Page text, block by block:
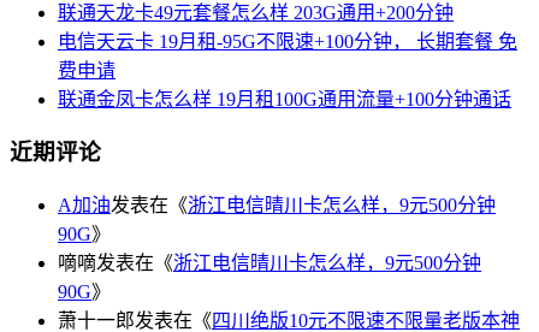
联通天龙卡49元套餐怎么样 203G通用+200分钟
电信天云卡 19月租-95G不限速+100分钟， 长期套餐 免
费申请
联通金凤卡怎么样 19月租100G通用流量+100分钟通话
近期评论
A加油发表在《浙江电信晴川卡怎么样，9元500分钟
90G》
嘀嘀发表在《浙江电信晴川卡怎么样，9元500分钟
90G》
萧十一郎发表在《四川绝版10元不限速不限量老版本神